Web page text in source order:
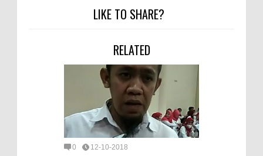
LIKE TO SHARE?
RELATED
0 12-10-2018